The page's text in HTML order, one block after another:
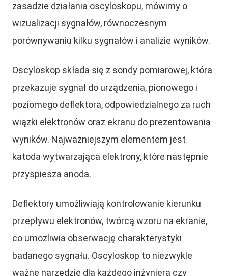
zasadzie działania oscyloskopu, mówimy o
wizualizacji sygnałów, równoczesnym
porównywaniu kilku sygnałów i analizie wyników.
Oscyloskop składa się z sondy pomiarowej, która
przekazuje sygnał do urządzenia, pionowego i
poziomego deflektora, odpowiedzialnego za ruch
wiązki elektronów oraz ekranu do prezentowania
wyników. Najważniejszym elementem jest
katoda wytwarzająca elektrony, które następnie
przyspiesza anoda.
Deflektory umożliwiają kontrolowanie kierunku
przepływu elektronów, twórcą wzoru na ekranie,
co umożliwia obserwację charakterystyki
badanego sygnału. Oscyloskop to niezwykle
ważne narzędzie dla każdego inżyniera czy